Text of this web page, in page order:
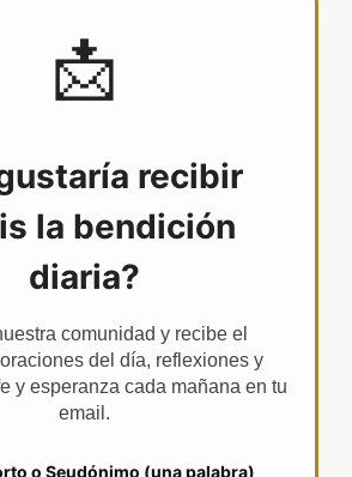
📩
recibir
la bendición
diaria?
comunidad y recibe el
del día, reflexiones y
y esperanza cada mañana en tu
email.
o Seudónimo (una palabra)